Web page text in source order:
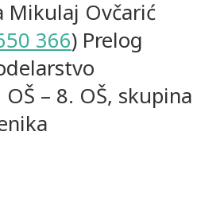
Mikulaj Ovčarić
366) Prelog
– 8. OŠ, skupina